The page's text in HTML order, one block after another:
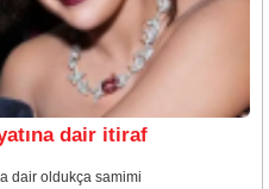
dair itiraf
dair oldukça samimi